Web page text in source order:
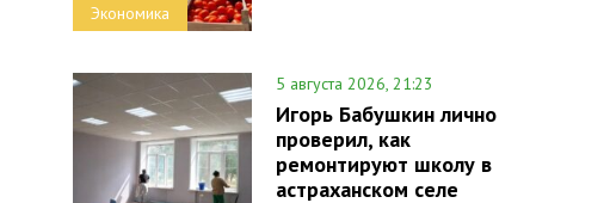
Экономика
5 августа 2026, 21:23
Игорь Бабушкин лично
проверил, как
ремонтируют школу в
астраханском селе